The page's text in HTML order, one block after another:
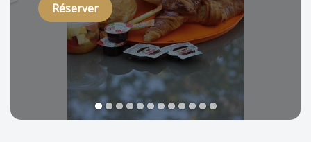
Réserver
1 2 3 4 5 6 9 1011 12